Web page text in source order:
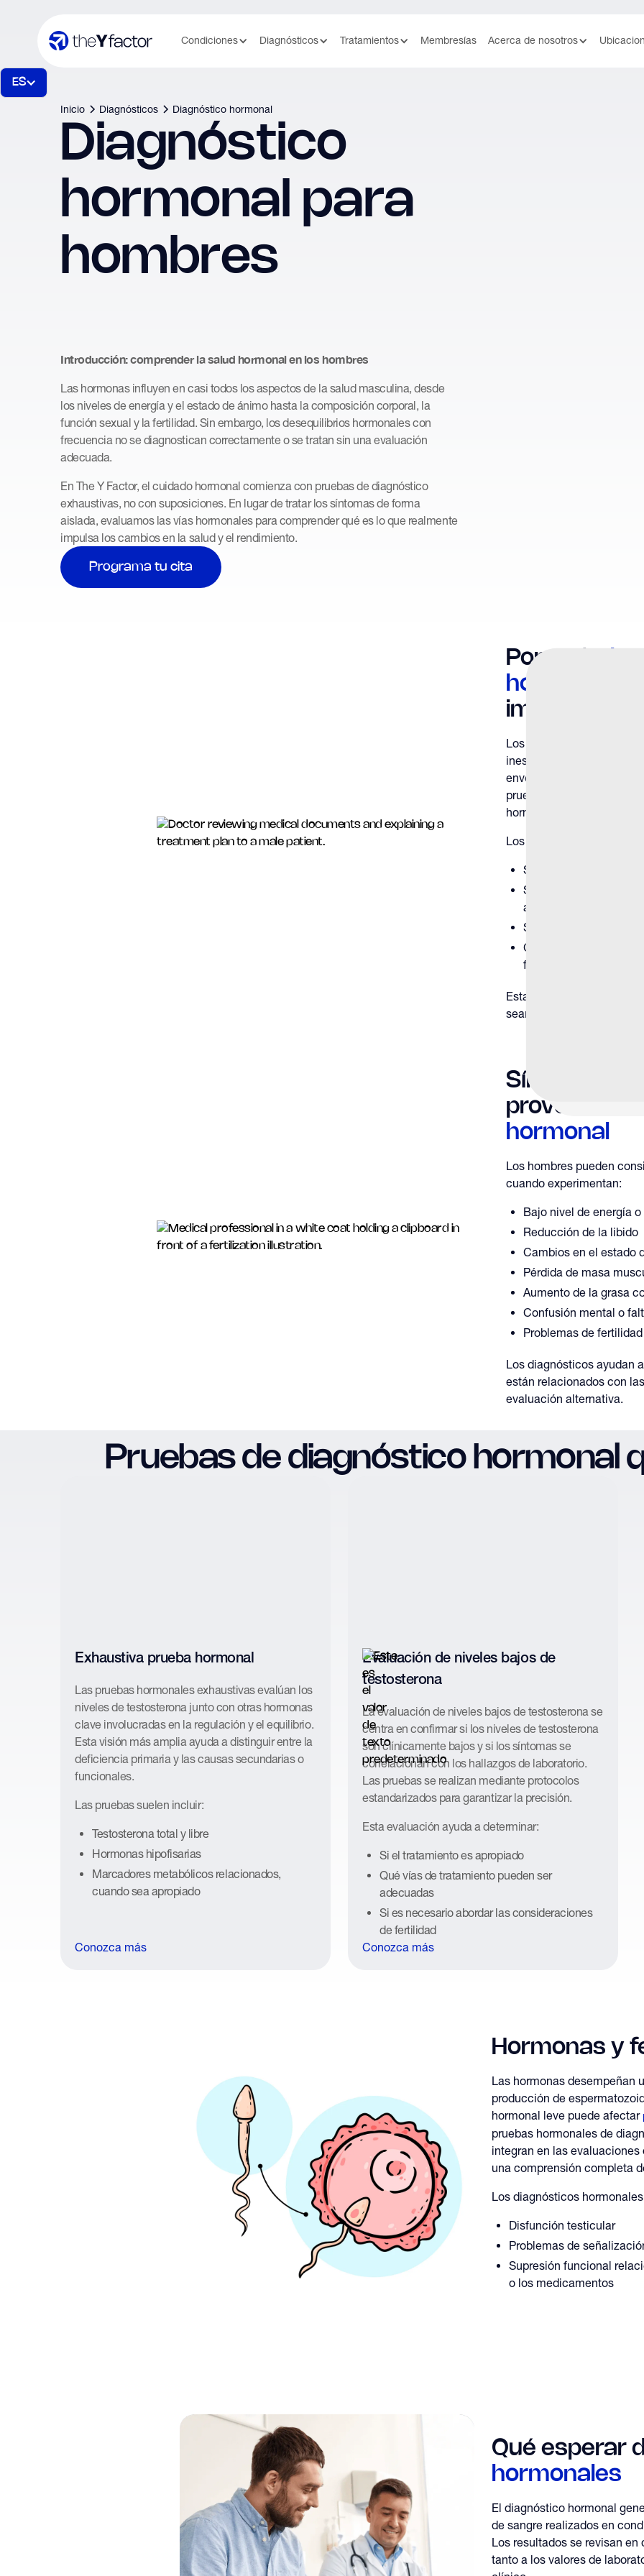
Condiciones Diagnósticos Tratamientos Membresías Acerca de nosotros
ES
Inicio Diagnósticos Diagnóstico hormonal
Diagnóstico
hormonal para
hombres
Introducción: comprender la salud hormonal en los hombres
Las hormonas influyen en casi todos los aspectos de la salud masculina, desde
los niveles de energía y el estado de ánimo hasta la composición corporal, la
función sexual y la fertilidad. Sin embargo, los desequilibrios hormonales con
frecuencia no se diagnostican correctamente o se tratan sin una evaluación
adecuada.
En The Y Factor, el cuidado hormonal comienza con pruebas de diagnóstico
exhaustivas, no con suposiciones. En lugar de tratar los síntomas de forma
aislada, evaluamos las vías hormonales para comprender qué es lo que realmente
impulsa los cambios en la salud y el rendimiento.
Programa tu cita
Por qué
hormonal
Los síntomas del
inespecíficos y pueden
envejecimiento o los
pruebas, es difícil
hormonal de las causas
Los diagnósticos
Si los niveles de
Si la producción
alteradas
Si los síntomas son
Cómo las hormonas
fertilidad y la salud
Esta claridad permite que
sean apropiadas e
Síntomas
provocan
hormonal
Los hombres pueden
cuando experimentan:
Bajo nivel de energía o
Reducción de la libido
Cambios en el estado
Pérdida de masa
Aumento de la grasa
Confusión mental o
Problemas de fertilidad
Los diagnósticos ayudan
están relacionados con
evaluación alternativa.
Pruebas de diagnóstico hormonal
Exhaustiva prueba hormonal
Las pruebas hormonales exhaustivas evalúan los
niveles de testosterona junto con otras hormonas
clave involucradas en la regulación y el equilibrio.
Esta visión más amplia ayuda a distinguir entre la
deficiencia primaria y las causas secundarias o
funcionales.
Las pruebas suelen incluir:
Testosterona total y libre
Hormonas hipofisarias
Marcadores metabólicos relacionados,
cuando sea apropiado
Conozca más
Evaluación de niveles bajos de
testosterona
La evaluación de niveles bajos de testosterona se
centra en confirmar si los niveles de testosterona
son clínicamente bajos y si los síntomas se
correlacionan con los hallazgos de laboratorio.
Las pruebas se realizan mediante protocolos
estandarizados para garantizar la precisión.
Esta evaluación ayuda a determinar:
Si el tratamiento es apropiado
Qué vías de tratamiento pueden ser
adecuadas
Si es necesario abordar las consideraciones
de fertilidad
Conozca más
Hormonas y
Las hormonas desempeñan
producción de
hormonal leve puede afectar
pruebas hormonales de
integran en las
una comprensión completa
Los diagnósticos
Disfunción testicular
Problemas de
Supresión funcional
o los medicamentos
Qué esperar
hormonales
El diagnóstico hormonal
de sangre realizados en
Los resultados se revisan
tanto a los valores de